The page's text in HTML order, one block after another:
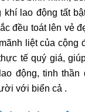
khí lao động tất
đều toát lên vẻ
liệt của cộng
tế quý giá,
động, tinh thần
với biển cả .